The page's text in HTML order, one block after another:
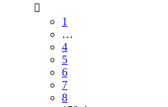
1
…
4
5
6
7
8